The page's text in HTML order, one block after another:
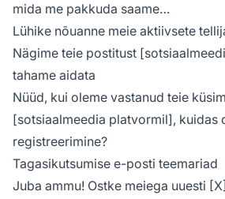
mida me pakkuda saame…
Lühike nõuanne meie aktiivsete
Nägime teie postitust
tahame aidata
Nüüd, kui oleme vastanud teie
[sotsiaalmeedia platvormil], kuidas
registreerimine?
Tagasikutsumise e-posti teemariad
Juba ammu! Ostke meiega uuesti